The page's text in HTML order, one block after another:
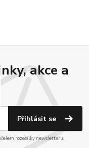
akce a
Přihlásit se
rozesílky newsletteru.